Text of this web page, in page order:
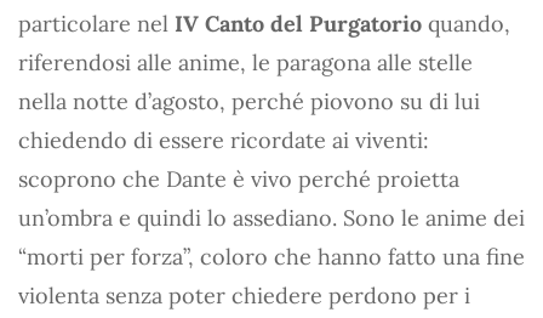
particolare nel IV Canto del Purgatorio quando,
riferendosi alle anime, le paragona alle stelle
nella notte d’agosto, perché piovono su di lui
chiedendo di essere ricordate ai viventi:
scoprono che Dante è vivo perché proietta
un’ombra e quindi lo assediano. Sono le anime dei
“morti per forza”, coloro che hanno fatto una fine
violenta senza poter chiedere perdono per i